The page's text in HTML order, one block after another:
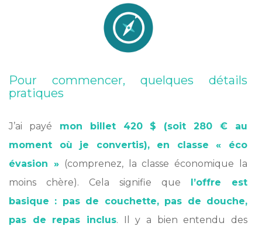
Pour commencer, quelques détails
pratiques
J’ai payé mon billet 420 $ (soit 280 € au
moment où je convertis), en classe « éco
évasion »(comprenez, la classe économique la
moins chère). Cela signifie que l’offre est
basique : pas de couchette, pas de douche,
pas de repas inclus. Il y a bien entendu des